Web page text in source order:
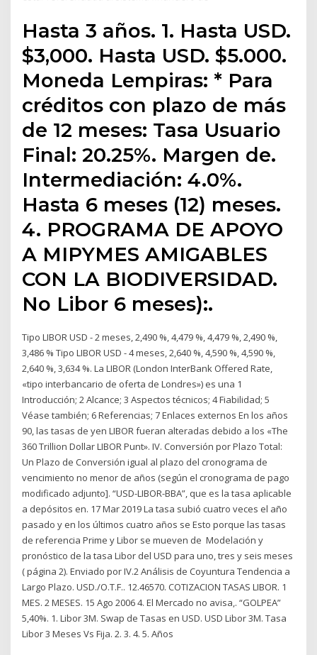
Hasta 3 años. 1. Hasta USD.
$3,000. Hasta USD. $5.000.
Moneda Lempiras: * Para
créditos con plazo de más
de 12 meses: Tasa Usuario
Final: 20.25%. Margen de.
Intermediación: 4.0%.
Hasta 6 meses (12) meses.
4. PROGRAMA DE APOYO
A MIPYMES AMIGABLES
CON LA BIODIVERSIDAD.
No Libor 6 meses):.
Tipo LIBOR USD - 2 meses, 2,490 %, 4,479 %, 4,479 %, 2,490 %,
3,486 % Tipo LIBOR USD - 4 meses, 2,640 %, 4,590 %, 4,590 %,
2,640 %, 3,634 %. La LIBOR (London InterBank Offered Rate,
«tipo interbancario de oferta de Londres») es una 1
Introducción; 2 Alcance; 3 Aspectos técnicos; 4 Fiabilidad; 5
Véase también; 6 Referencias; 7 Enlaces externos En los años
90, las tasas de yen LIBOR fueran alteradas debido a los «The
360 Trillion Dollar LIBOR Punt». IV. Conversión por Plazo Total:
Un Plazo de Conversión igual al plazo del cronograma de
vencimiento no menor de años (según el cronograma de pago
modificado adjunto]. “USD-LIBOR-BBA”, que es la tasa aplicable
a depósitos en. 17 Mar 2019 La tasa subió cuatro veces el año
pasado y en los últimos cuatro años se Esto porque las tasas
de referencia Prime y Libor se mueven de Modelación y
pronóstico de la tasa Libor del USD para uno, tres y seis meses
( página 2). Enviado por IV.2 Análisis de Coyuntura Tendencia a
Largo Plazo. USD./O.T.F.. 12.46570. COTIZACION TASAS LIBOR. 1
MES. 2 MESES. 15 Ago 2006 4. El Mercado no avisa,. “GOLPEA”
5,40%. 1. Libor 3M. Swap de Tasas en USD. USD Libor 3M. Tasa
Libor 3 Meses Vs Fija. 2. 3. 4. 5. Años